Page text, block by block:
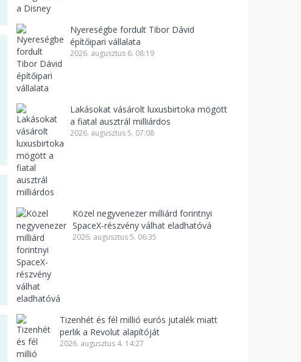
Nyereségbe fordult Tibor Dávid
építőipari vállalata
2026. augusztus 6. 08:19
Lakásokat vásárolt luxusbirtoka mögött
a fiatal ausztrál milliárdos
2026. augusztus 5. 07:08
Közel negyvenezer milliárd forintnyi
SpaceX-részvény válhat eladhatóvá
2026. augusztus 5. 06:35
Tizenhét és fél millió eurós jutalék miatt
perlik a Revolut alapítóját
2026. augusztus 4. 14:27